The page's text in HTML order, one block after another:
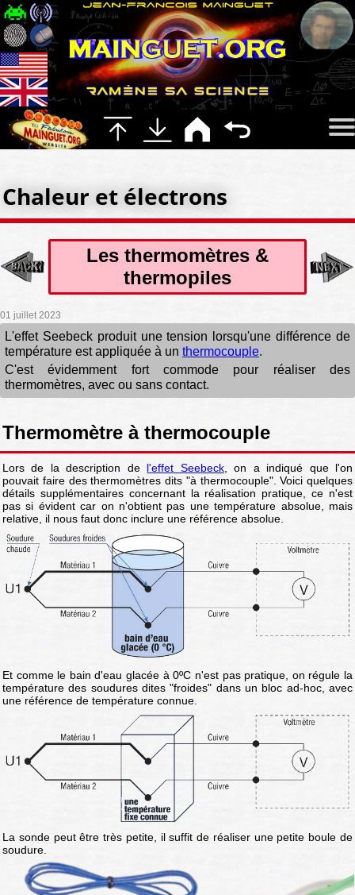
Chaleur et électrons
Les thermomètres &
thermopiles
01 juillet 2023
L'effet Seebeck produit une tension lorsqu'une différence de
température est appliquée à un thermocouple.
C'est évidemment fort commode pour réaliser des
thermomètres, avec ou sans contact.
Thermomètre à thermocouple
Lors de la description de l'effet Seebeck, on a indiqué que l'on
pouvait faire des thermomètres dits "à thermocouple". Voici quelques
détails supplémentaires concernant la réalisation pratique, ce n'est
pas si évident car on n'obtient pas une température absolue, mais
relative, il nous faut donc inclure une référence absolue.
Et comme le bain d'eau glacée à 0ºC n'est pas pratique, on régule la
température des soudures dites "froides" dans un bloc ad-hoc, avec
une référence de température connue.
La sonde peut être très petite, il suffit de réaliser une petite boule de
soudure.